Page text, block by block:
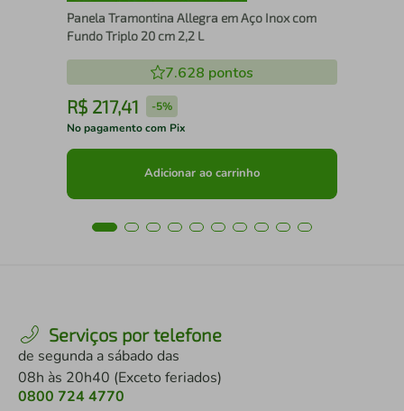
Panela Tramontina Allegra em Aço Inox com
Fundo Triplo 20 cm 2,2 L
7.628 pontos
R$ 217,41 -5%
No pagamento com Pix
Adicionar ao carrinho
Serviços por telefone
de segunda a sábado das
08h às 20h40 (Exceto feriados)
0800 724 4770